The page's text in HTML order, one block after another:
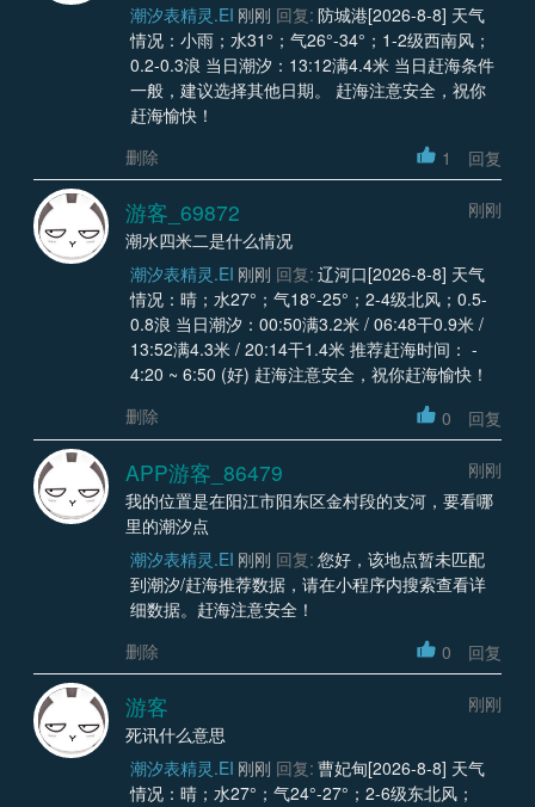
潮汐表精灵.EI 刚刚 回复: 防城港[2026-8-8] 天气
情况：小雨；水31°；气26°-34°；1-2级西南风；
0.2-0.3浪 当日潮汐：13:12满4.4米 当日赶海条件
一般，建议选择其他日期。 赶海注意安全，祝你
赶海愉快！
删除
1 回复
游客_69872
刚刚
潮水四米二是什么情况
潮汐表精灵.EI 刚刚 回复: 辽河口[2026-8-8] 天气
情况：晴；水27°；气18°-25°；2-4级北风；0.5-
0.8浪 当日潮汐：00:50满3.2米 / 06:48干0.9米 /
13:52满4.3米 / 20:14干1.4米 推荐赶海时间： -
4:20 ~ 6:50 (好) 赶海注意安全，祝你赶海愉快！
删除
0 回复
APP游客_86479
刚刚
我的位置是在阳江市阳东区金村段的支河，要看哪
里的潮汐点
潮汐表精灵.EI 刚刚 回复: 您好，该地点暂未匹配
到潮汐/赶海推荐数据，请在小程序内搜索查看详
细数据。赶海注意安全！
删除
0 回复
游客
刚刚
死讯什么意思
潮汐表精灵.EI 刚刚 回复: 曹妃甸[2026-8-8] 天气
情况：晴；水27°；气24°-27°；2-6级东北风；